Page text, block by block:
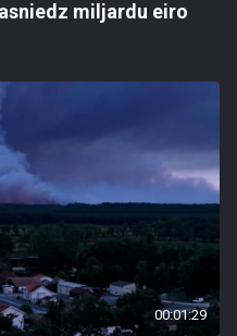
miljardu eiro
00:01:29